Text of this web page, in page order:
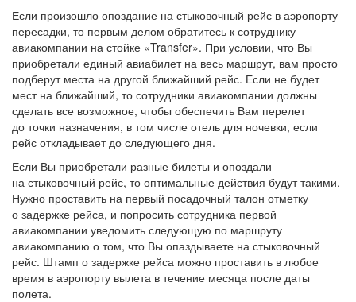
Если произошло опоздание на стыковочный рейс в аэропорту
пересадки, то первым делом обратитесь к сотруднику
авиакомпании на стойке «Transfer». При условии, что Вы
приобретали единый авиабилет на весь маршрут, вам просто
подберут места на другой ближайший рейс. Если не будет
мест на ближайший, то сотрудники авиакомпании должны
сделать все возможное, чтобы обеспечить Вам перелет
до точки назначения, в том числе отель для ночевки, если
рейс откладывает до следующего дня.
Если Вы приобретали разные билеты и опоздали
на стыковочный рейс, то оптимальные действия будут такими.
Нужно проставить на первый посадочный талон отметку
о задержке рейса, и попросить сотрудника первой
авиакомпании уведомить следующую по маршруту
авиакомпанию о том, что Вы опаздываете на стыковочный
рейс. Штамп о задержке рейса можно проставить в любое
время в аэропорту вылета в течение месяца после даты
полета.